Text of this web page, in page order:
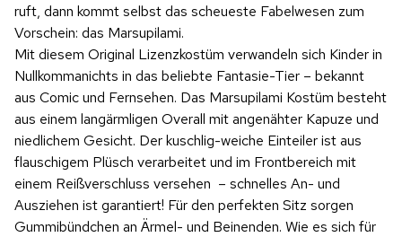
ruft, dann kommt selbst das scheueste Fabelwesen zum
Vorschein: das Marsupilami.
Mit diesem Original Lizenzkostüm verwandeln sich Kinder in
Nullkommanichts in das beliebte Fantasie-Tier – bekannt
aus Comic und Fernsehen. Das Marsupilami Kostüm besteht
aus einem langärmligen Overall mit angenähter Kapuze und
niedlichem Gesicht. Der kuschlig-weiche Einteiler ist aus
flauschigem Plüsch verarbeitet und im Frontbereich mit
einem Reißverschluss versehen – schnelles An- und
Ausziehen ist garantiert! Für den perfekten Sitz sorgen
Gummibündchen an Ärmel- und Beinenden. Wie es sich für